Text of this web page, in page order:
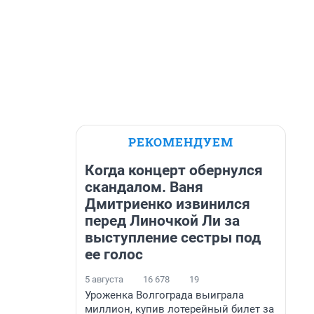
РЕКОМЕНДУЕМ
Когда концерт обернулся
скандалом. Ваня
Дмитриенко извинился
перед Линочкой Ли за
выступление сестры под
ее голос
5 августа 16 678 19
Уроженка Волгограда выиграла
миллион, купив лотерейный билет за